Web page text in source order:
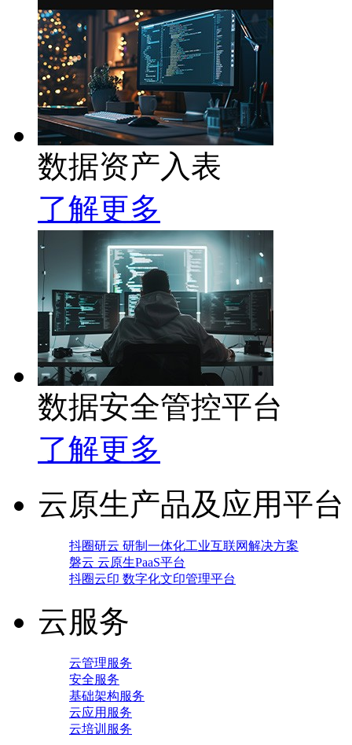
数据资产入表
了解更多
数据安全管控平台
了解更多
云原生产品及应用平台
抖圈研云 研制一体化工业互联网解决方案
磐云 云原生PaaS平台
抖圈云印 数字化文印管理平台
云服务
云管理服务
安全服务
基础架构服务
云应用服务
云培训服务